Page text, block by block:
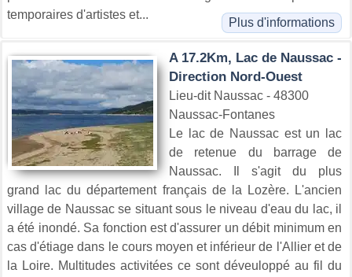
temporaires d'artistes et...
Plus d'informations
A 17.2Km, Lac de Naussac -
Direction Nord-Ouest
Lieu-dit Naussac - 48300
Naussac-Fontanes
Le lac de Naussac est un lac
de retenue du barrage de
Naussac. Il s'agit du plus
grand lac du département français de la Lozère. L'ancien
village de Naussac se situant sous le niveau d'eau du lac, il
a été inondé. Sa fonction est d'assurer un débit minimum en
cas d'étiage dans le cours moyen et inférieur de l'Allier et de
la Loire. Multitudes activitées ce sont déveuloppé au fil du